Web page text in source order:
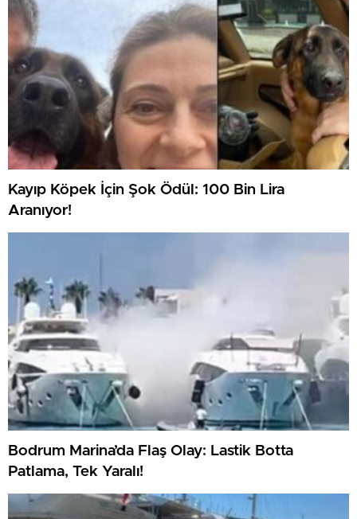
Kayıp Köpek İçin Şok Ödül: 100 Bin Lira
Aranıyor!
Bodrum Marina’da Flaş Olay: Lastik Botta
Patlama, Tek Yaralı!